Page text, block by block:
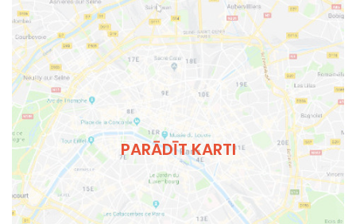
PARĀDĪT KARTI